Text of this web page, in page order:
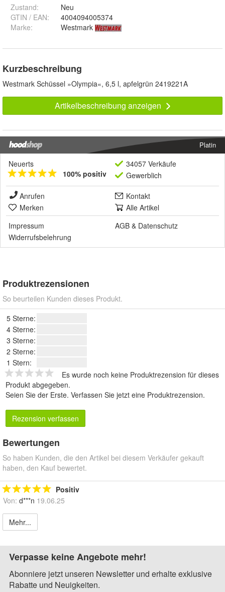
Zustand:
Neu
GTIN / EAN:
4004094005374
Marke:
Westmark
Kurzbeschreibung
Westmark Schüssel »Olympia«, 6,5 l, apfelgrün 2419221A
Artikelbeschreibung anzeigen
Platin
Neuerts
100% positiv
34057 Verkäufe
Gewerblich
Anrufen
Kontakt
Merken
Alle Artikel
Impressum
AGB & Datenschutz
Widerrufsbelehrung
Produktrezensionen
So beurteilen Kunden dieses Produkt.
5 Sterne:
4 Sterne:
3 Sterne:
2 Sterne:
1 Stern:
Es wurde noch keine Produktrezension für dieses
Produkt abgegeben.
Seien Sie der Erste. Verfassen Sie jetzt eine Produktrezension.
Rezension verfassen
Bewertungen
So haben Kunden, die den Artikel bei diesem Verkäufer gekauft
haben, den Kauf bewertet.
Positiv
Von: d***n 19.06.25
Mehr...
Verpasse keine Angebote mehr!
Abonniere jetzt unseren Newsletter und erhalte exklusive
Rabatte und Neuigkeiten.